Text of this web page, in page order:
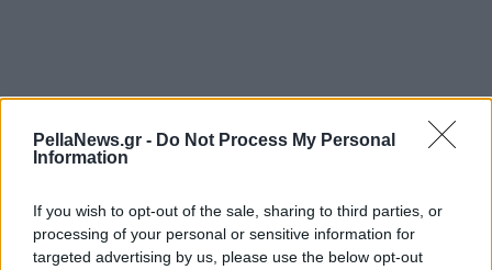
PellaNews.gr - Do Not Process My Personal
Information
If you wish to opt-out of the sale, sharing to third parties, or
processing of your personal or sensitive information for
targeted advertising by us, please use the below opt-out